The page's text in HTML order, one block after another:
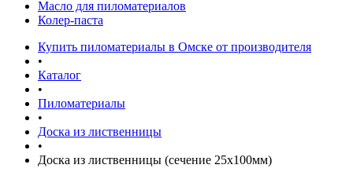
Масло для пиломатериалов
Колер-паста
Купить пиломатериалы в Омске от производителя
•
Каталог
•
Пиломатериалы
•
Доска из лиственницы
•
Доска из лиственницы (сечение 25x100мм)